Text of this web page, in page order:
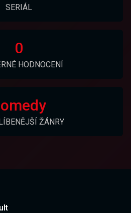
SERIÁL
0
HODNOCENÍ
ŽÁNRY